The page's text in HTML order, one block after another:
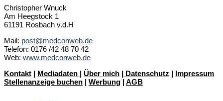
Christopher Wnuck
Am Heegstock 1
61191 Rosbach v.d.H
Mail: post@medconweb.de
Telefon: 0176 /42 48 70 42
Web: www.medconweb.de
Kontakt | Mediadaten | Über mich | Datenschutz | Impressum
Stellenanzeige buchen | Werbung | AGB